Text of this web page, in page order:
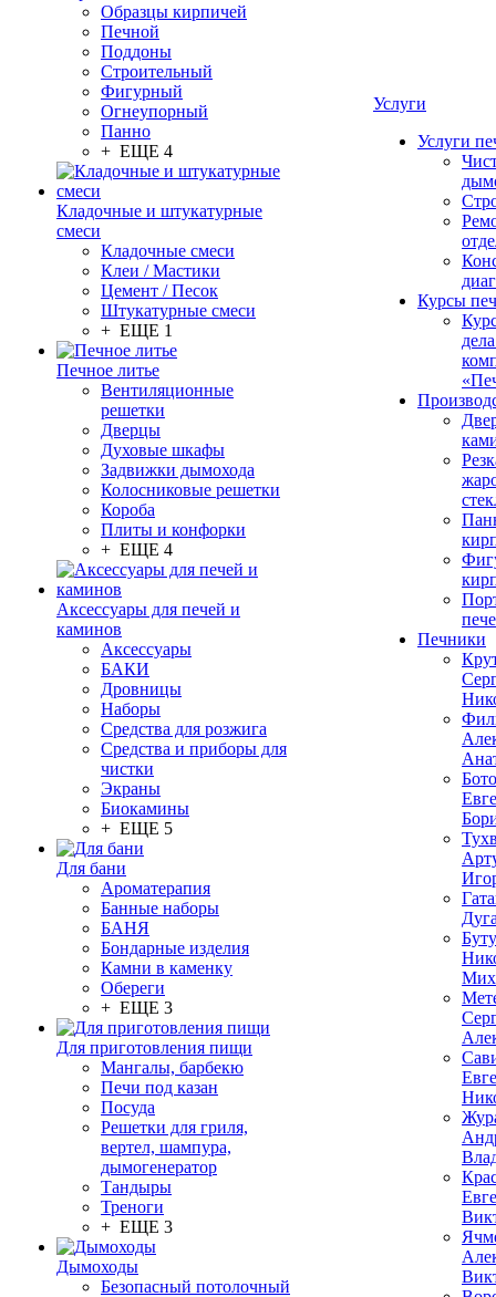
Образцы кирпичей
Печной
Поддоны
Строительный
Фигурный
Огнеупорный
Панно
+ ЕЩЕ 4
Кладочные и штукатурные
смеси
Кладочные смеси
Клеи / Мастики
Цемент / Песок
Штукатурные смеси
+ ЕЩЕ 1
Печное литье
Вентиляционные
решетки
Дверцы
Духовые шкафы
Задвижки дымохода
Колосниковые решетки
Короба
Плиты и конфорки
+ ЕЩЕ 4
Аксессуары для печей и
каминов
Аксессуары
БАКИ
Дровницы
Наборы
Средства для розжига
Средства и приборы для
чистки
Экраны
Биокамины
+ ЕЩЕ 5
Для бани
Ароматерапия
Банные наборы
БАНЯ
Бондарные изделия
Камни в каменку
Обереги
+ ЕЩЕ 3
Для приготовления пищи
Мангалы, барбекю
Печи под казан
Посуда
Решетки для гриля,
вертел, шампура,
дымогенератор
Тандыры
Треноги
+ ЕЩЕ 3
Дымоходы
Безопасный потолочный
Услуги
Услуги
Курсы
Печники